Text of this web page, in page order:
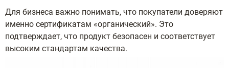
Для бизнеса важно понимать, что покупатели доверяют
именно сертификатам «органический». Это
подтверждает, что продукт безопасен и соответствует
высоким стандартам качества.